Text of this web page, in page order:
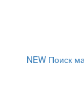
NEW Поиск